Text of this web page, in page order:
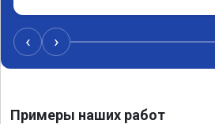
‹ ›
Примеры наших работ